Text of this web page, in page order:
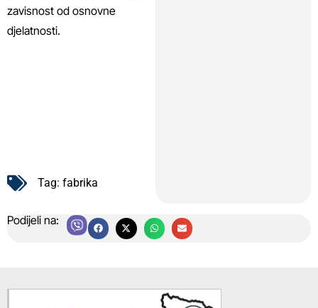
zavisnost od osnovne
djelatnosti.
Tag: fabrika
Podijeli na: